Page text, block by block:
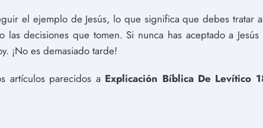
el ejemplo de Jesús, lo que significa que debes tratar
decisiones que tomen. Si nunca has aceptado a
¡No es demasiado tarde!
artículos parecidos a Explicación Bíblica De Levítico